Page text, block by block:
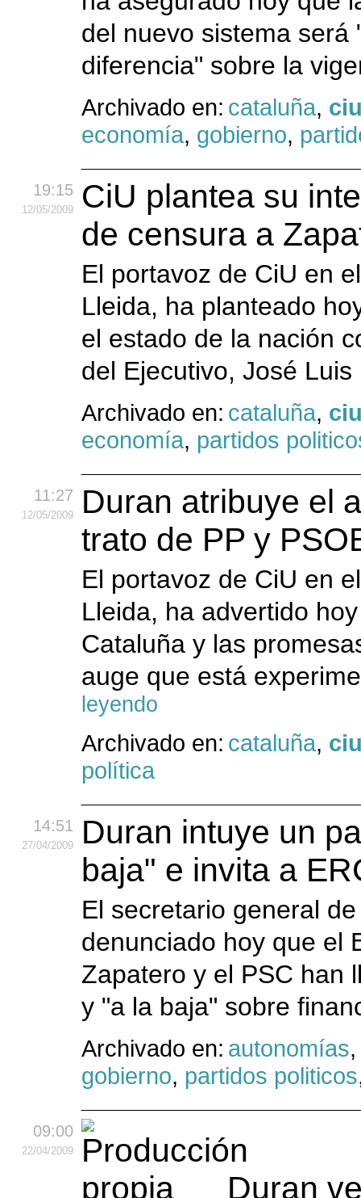
del nuevo sistema será
diferencia" sobre la
Archivado en: cataluña,
economía, gobierno,
19:15
12/05/2009
CiU plantea su
de censura a
El portavoz de CiU en
Lleida, ha planteado
el estado de la nación
del Ejecutivo, José
Archivado en: cataluña,
economía, partidos
11:27
12/05/2009
Duran atribuye el
trato de PP y
El portavoz de CiU en
Lleida, ha advertido
Cataluña y las
auge que está
leyendo
Archivado en: cataluña,
política
14:51
27/04/2009
Duran intuye un
baja" e invita a
El secretario general
denunciado hoy que el
Zapatero y el PSC han
y "a la baja" sobre
Archivado en: autonomías
gobierno, partidos politicos
09:00
22/04/2009
Duran